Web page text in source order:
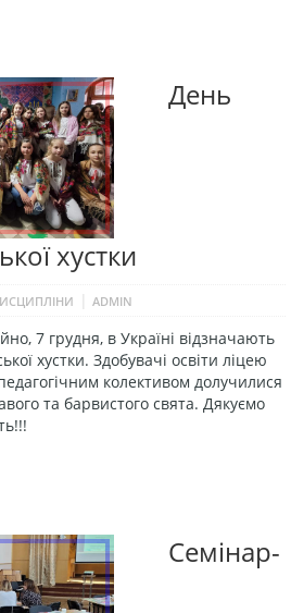
День
хустки
ADMIN
7 грудня, в Україні відзначають
хустки. Здобувачі освіти ліцею
колективом долучилися
та барвистого свята. Дякуємо
Семінар-